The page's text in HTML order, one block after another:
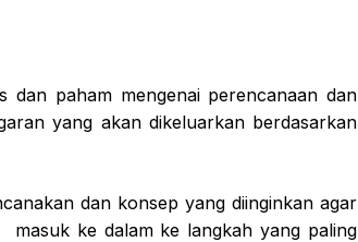
dan paham mengenai perencanaan dan
yang akan dikeluarkan berdasarkan
dan konsep yang diinginkan agar
masuk ke dalam ke langkah yang paling